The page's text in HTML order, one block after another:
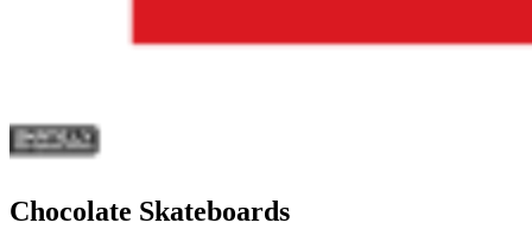
Chocolate Skateboards